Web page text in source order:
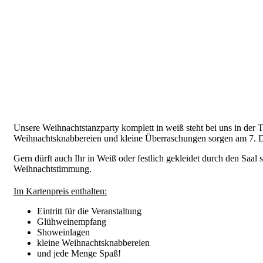
Unsere Weihnachtstanzparty komplett in weiß steht bei uns in
Weihnachtsknabbereien und kleine Überraschungen sorgen am
Gern dürft auch Ihr in Weiß oder festlich gekleidet durch den Saal
Weihnachtstimmung.
Im Kartenpreis enthalten:
Eintritt für die Veranstaltung
Glühweinempfang
Showeinlagen
kleine Weihnachtsknabbereien
und jede Menge Spaß!